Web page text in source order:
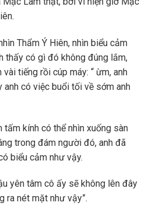
Thẩm Ý Hiên, nhìn biểu cảm
thấy có gì đó không đúng lắm,
tiếng rồi cúp máy: “ ừm, anh
anh có việc buổi tối về sớm anh
tấm kính có thể nhìn xuống sàn
trong đám người đó, anh đã
biểu cảm như vậy.
yên tâm cô ấy sẽ không lên đây
ra nét mặt như vậy”.